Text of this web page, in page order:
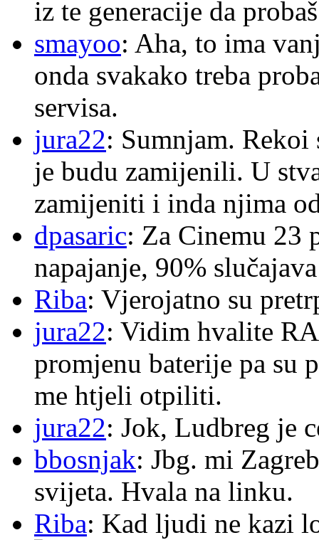
iz te generacije da
smayoo: Aha, to ima
onda svakako treba
servisa.
jura22: Sumnjam. Rekoi
je budu zamijenili. U
zamijeniti i inda njima
dpasaric: Za Cinemu 23
napajanje, 90%
Riba: Vjerojatno su
jura22: Vidim hvalite
promjenu baterije pa su
me htjeli otpiliti.
jura22: Jok, Ludbreg je
bbosnjak: Jbg. mi
svijeta. Hvala na linku.
Riba: Kad ljudi ne kazi